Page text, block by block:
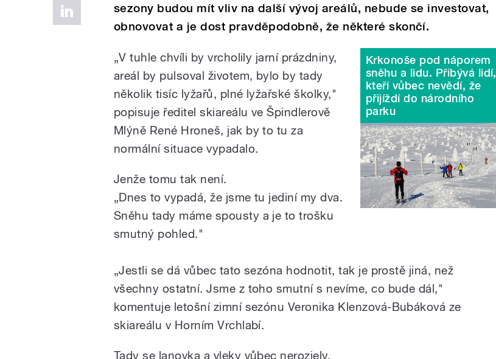
sezony budou mít vliv na další vývoj areálů, nebude se investovat,
obnovovat a je dost pravděpodobně, že některé skončí.
Krkonoše pod náporem
sněhu a lidu. Přibývá lidí,
kteří vůbec nevědí, že
přijíždí do národního
parku
„V tuhle chvíli by vrcholily jarní prázdniny,
areál by pulsoval životem, bylo by tady
několik tisíc lyžařů, plné lyžařské školky,"
popisuje ředitel skiareálu ve Špindlerově
Mlýně René Hroneš, jak by to tu za
normální situace vypadalo.
Jenže tomu tak není.
„Dnes to vypadá, že jsme tu jediní my dva.
Sněhu tady máme spousty a je to trošku
smutný pohled."
„Jestli se dá vůbec tato sezóna hodnotit, tak je prostě jiná, než
všechny ostatní. Jsme z toho smutní s nevíme, co bude dál,"
komentuje letošní zimní sezónu Veronika Klenzová-Bubáková ze
skiareálu v Horním Vrchlabí.
Tady se lanovka a vleky vůbec nerozjely.